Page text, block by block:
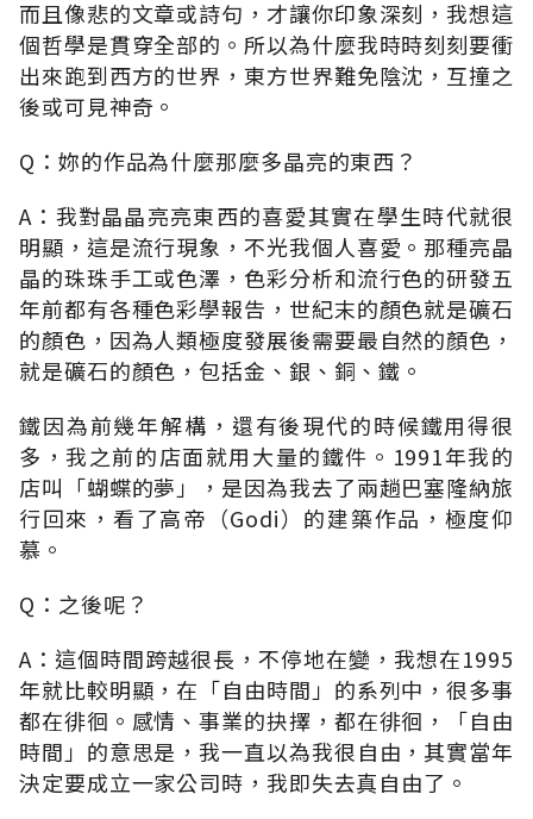
而且像悲的文章或詩句，才讓你印象深刻，我想這
個哲學是貫穿全部的。所以為什麼我時時刻刻要衝
出來跑到西方的世界，東方世界難免陰沈，互撞之
後或可見神奇。
Q：妳的作品為什麼那麼多晶亮的東西？
A：我對晶晶亮亮東西的喜愛其實在學生時代就很
明顯，這是流行現象，不光我個人喜愛。那種亮晶
晶的珠珠手工或色澤，色彩分析和流行色的研發五
年前都有各種色彩學報告，世紀末的顏色就是礦石
的顏色，因為人類極度發展後需要最自然的顏色，
就是礦石的顏色，包括金、銀、銅、鐵。
鐵因為前幾年解構，還有後現代的時候鐵用得很
多，我之前的店面就用大量的鐵件。1991年我的
店叫「蝴蝶的夢」，是因為我去了兩趟巴塞隆納旅
行回來，看了高帝（Godi）的建築作品，極度仰
慕。
Q：之後呢？
A：這個時間跨越很長，不停地在變，我想在1995
年就比較明顯，在「自由時間」的系列中，很多事
都在徘徊。感情、事業的抉擇，都在徘徊，「自由
時間」的意思是，我一直以為我很自由，其實當年
決定要成立一家公司時，我即失去真自由了。